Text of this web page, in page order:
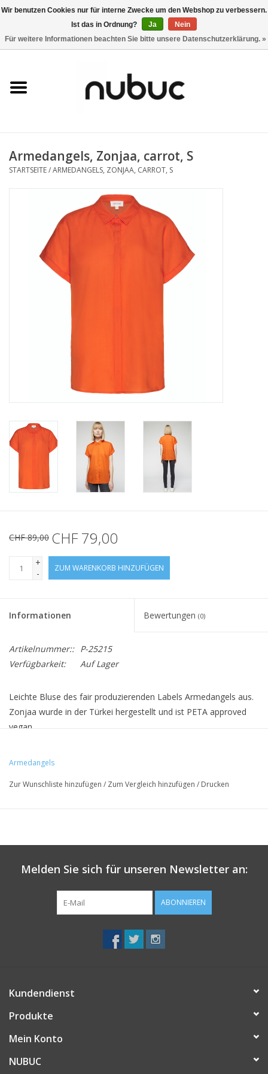
0 Artikel - CHF 0,00
Damen
Accessoires
Armedangels, Zonjaa, carrot, S
STARTSEITE/ARMEDANGELS, ZONJAA, CARROT, S
CHF 89,00 CHF 79,00
+
-
ZUM WARENKORB HINZUFÜGEN
Informationen Bewertungen (0)
Artikelnummer:: P-25215
Verfügbarkeit:
Auf Lager
Leichte Bluse des fair produzierenden Labels Armedangels aus.
Zonjaa wurde in der Türkei hergestellt und ist PETA approved
vegan.
• 100% Lyocell (TENCEL™)
• Loose Fit
Armedangels
Zur Wunschliste hinzufügen / Zum Vergleich hinzufügen / Drucken
Melden Sie sich für unseren Newsletter an:
ABONNIEREN
Kundendienst
Produkte
Mein Konto
NUBUC
Wir benutzen Cookies nur für interne Zwecke um den Webshop zu verbessern.
Ist das in Ordnung?
Ja
Nein
Für weitere Informationen beachten Sie bitte unsere Datenschutzerklärung. »